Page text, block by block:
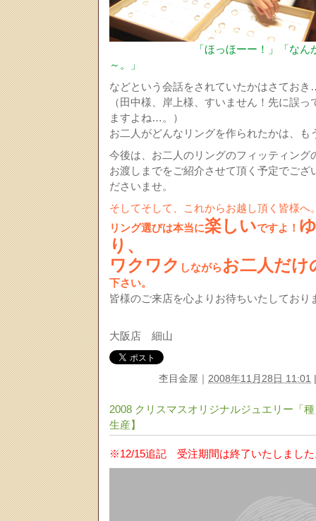
「ほっほーー！」「な
～。」
などという会話をされていたかはさてお
（田中様、岸上様、すいません！先に誤
ますよね…。）
お二人がどんなリングを作られたかは、
今後は、お二人のリングのフィッティング
お渡しまでをご紹介させて頂く予定でご
ださいませ。
そしてそして、これからお越し頂く皆様へ
リング選びは本当に楽しいですよ ！
り、
ワクワク しながらお二人だけ
下さい。
皆様のご来店を心よりお待ちいたしており
大阪店 細山
杢目金屋 2008年11月28日 11:01
2008 クリスマスオリジナルジュエリ
生産】
※12/15追記 受注期間は終了いたしました